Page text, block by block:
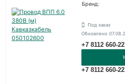
Бренд:
Под заказ
Обновлено
+7 8112 660-
+7 8112 660-